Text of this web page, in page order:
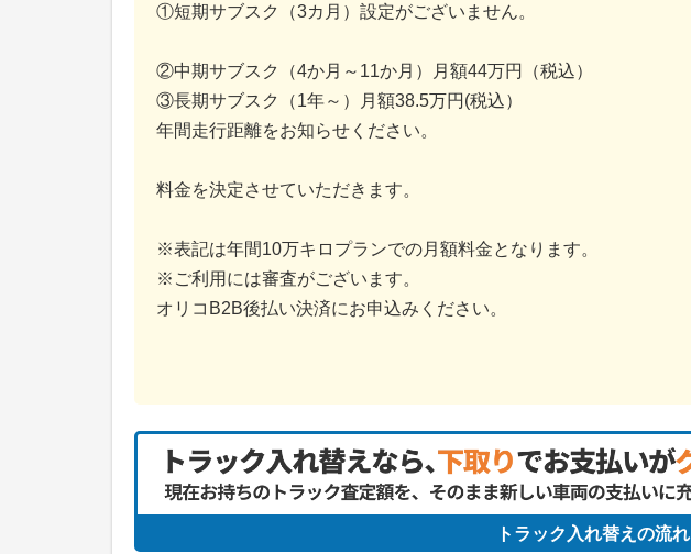
①短期サブスク（3カ月）設定がございません。
②中期サブスク（4か月～11か月）月額44万円（税込）
③長期サブスク（1年～）月額38.5万円(税込）
年間走行距離をお知らせください。
料金を決定させていただきます。
※表記は年間10万キロプランでの月額料金となります。
※ご利用には審査がございます。
オリコB2B後払い決済にお申込みください。
トラック入れ替えの流れ